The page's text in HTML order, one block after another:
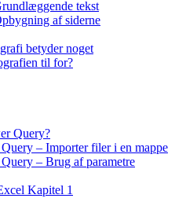
tekst
af siderne
betyder noget
til for?
Query?
– Importer filer i en mappe
– Brug af parametre
Kapitel 1